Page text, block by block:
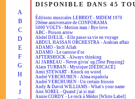
A
B
C
D
E
F
G
H
I
J
DISPONIBLE DANS 45
Éditions musicales LEBRIOT - MIDEM 1970
20ème anniversaire de CONFORAMA
5000 VOLTS - Motion man / Bye love
ABC - Poison arrow
Abdel DJELIL - Elle passe sa vie en voyage
ABDUL HASSAN ORCHESTRA - Arabian affair
ADAMO - Inch'Allah
ADAMO - Le carosse d'or
AFTERSHOCK - Always thinking
Al JARREAU - Never givin' up [Test Pressing]
Alain TURBAN - Mystique [DÉDICACÉ]
Amii STEWART - Knock on wood
André VERCHUREN - Alma española
André VERCHUREN - Un certain frisson
Andy & David WILLIAMS - What's your name
Ann SOREL - Quand j'ai si mal
Annie CORDY - Le rock à Médor [White Label]